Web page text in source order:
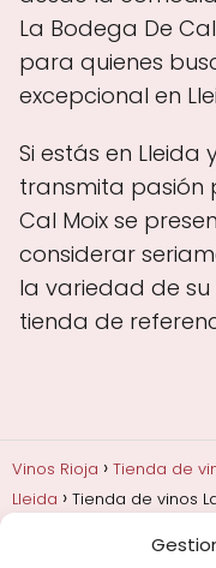
La Bodega De
para quienes
excepcional en
Si estás en
transmita pasión
Cal Moix se
considerar
la variedad de
tienda de
Vinos Rioja Tienda de
Lleida
Tienda de vinos
Añadas, crianza y